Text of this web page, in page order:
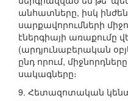
անհատները, իսկ
սարքավորումների
էներգիայի առաքումը
(արդյունաբերական
ընդ որում,
սակագները։
9. Հետազոտական